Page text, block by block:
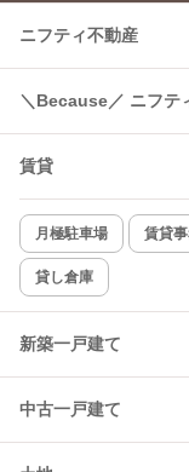
ニフティ不動産
＼Because／ ニフテ
賃貸
月極駐車場 賃貸
貸し倉庫
新築一戸建て
中古一戸建て